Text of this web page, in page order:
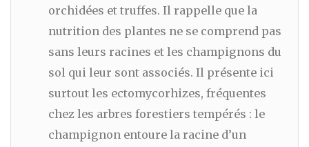
orchidées et truffes. Il rappelle que la
nutrition des plantes ne se comprend pas
sans leurs racines et les champignons du
sol qui leur sont associés. Il présente ici
surtout les ectomycorhizes, fréquentes
chez les arbres forestiers tempérés : le
champignon entoure la racine d’un